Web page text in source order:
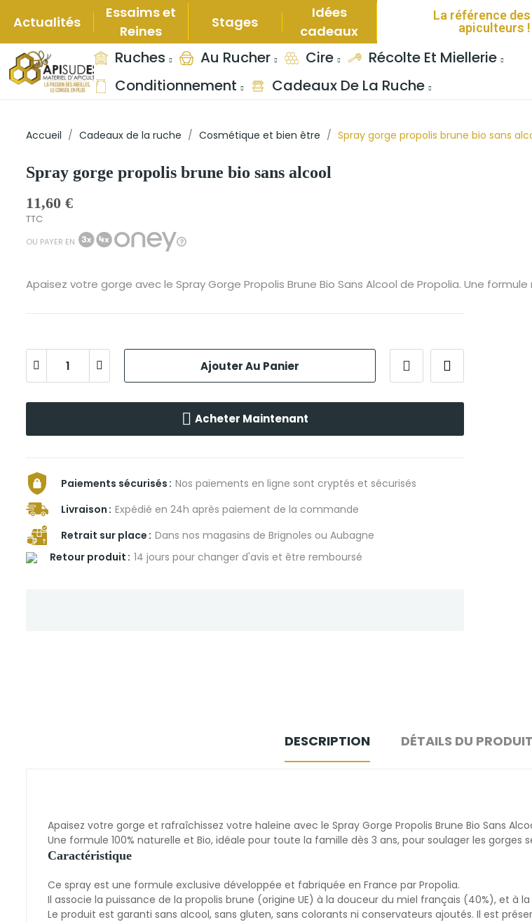
Actualités
Essaims et
Reines
Stages
Idées
cadeaux
La référence des
apiculteurs !
Ruches Au Rucher Cire
Récolte Et Miellerie
Conditionnement
Cadeaux De La Ruche
Accueil Cadeaux de la ruche Cosmétique et bien être Spray gorge propolis brune bio sans
Spray gorge propolis brune bio sans alcool
11,60 €
TTC
OU PAYER EN
Apaisez votre gorge avec le Spray Gorge Propolis Brune Bio Sans Alcool de Propolia. Une
Ajouter Au Panier
Acheter Maintenant
Paiements sécurisés Nos paiements en ligne sont cryptés et sécurisés
Livraison Expédié en 24h après paiement de la commande
Retrait sur place Dans nos magasins de Brignoles ou Aubagne
Retour produit 14 jours pour changer d'avis et être remboursé
DESCRIPTION DÉTAILS DU PRODUIT
Apaisez votre gorge et rafraîchissez votre haleine avec le Spray Gorge Propolis Brune Bio Sans
Une formule 100% naturelle et Bio, idéale pour toute la famille dès 3 ans, pour soulager les gorges
Caractéristique
Ce spray est une formule exclusive développée et fabriquée en France par Propolia.
Il associe la puissance de la propolis brune (origine UE) à la douceur du miel français (40%), et à
Le produit est garanti sans alcool, sans gluten, sans colorants ni conservateurs ajoutés. Il est